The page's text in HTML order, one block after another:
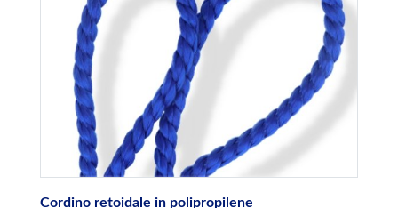
Cordino retoidale in polipropilene